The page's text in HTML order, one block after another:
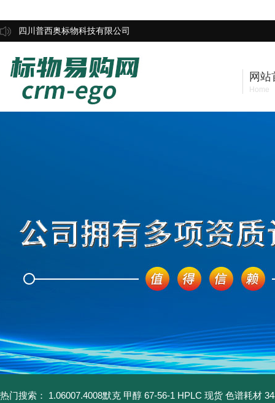
四川普西奥标物科技有限公司
网站
Home
热门搜索： 1.06007.4008默克 甲醇 67-56-1 HPLC 现货 色谱耗材